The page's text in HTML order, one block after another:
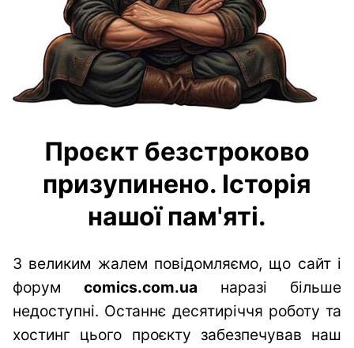
Проєкт безстроково
призупинено. Історія
нашої пам'яті.
З великим жалем повідомляємо, що сайт і
форум comics.com.ua наразі більше
недоступні. Останнє десятиріччя роботу та
хостинг цього проєкту забезпечував наш